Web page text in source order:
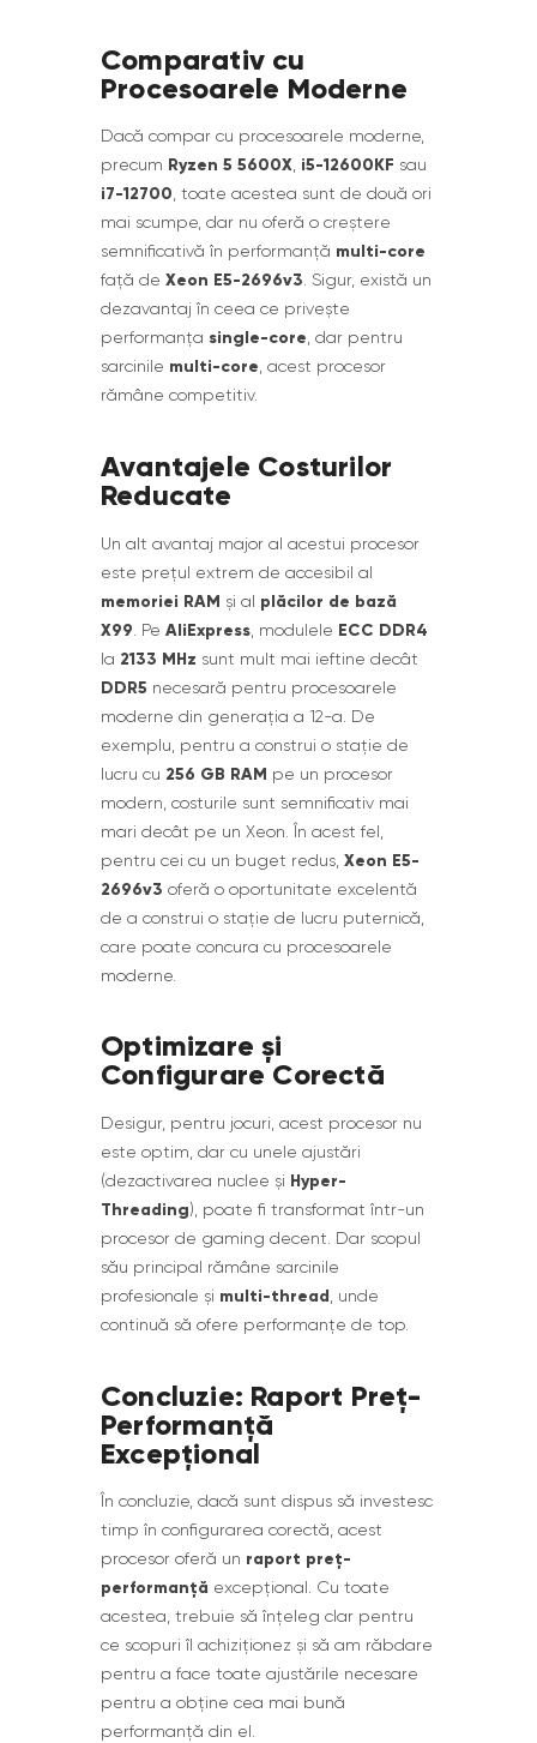
Comparativ cu
Procesoarele Moderne
Dacă compar cu procesoarele moderne,
precum Ryzen 5 5600X i5-12600KF sau
i7-12700 , toate acestea sunt de două ori
mai scumpe, dar nu oferă o creștere
semnificativă în performanță multi-core
față de Xeon E5-2696v3 . Sigur, există un
dezavantaj în ceea ce privește
performanța single-core , dar pentru
sarcinile multi-core , acest procesor
rămâne competitiv.
Avantajele Costurilor
Reducate
Un alt avantaj major al acestui procesor
este prețul extrem de accesibil al
memoriei RAM și al plăcilor de bază
X99 . Pe AliExpress , modulele ECC DDR4
la 2133 MHz sunt mult mai ieftine decât
DDR5 necesară pentru procesoarele
moderne din generația a 12-a. De
exemplu, pentru a construi o stație de
lucru cu 256 GB RAM pe un procesor
modern, costurile sunt semnificativ mai
mari decât pe un Xeon. În acest fel,
pentru cei cu un buget redus, Xeon E5-
2696v3 oferă o oportunitate excelentă
de a construi o stație de lucru puternică,
care poate concura cu procesoarele
moderne.
Optimizare și
Configurare Corectă
Desigur, pentru jocuri, acest procesor nu
este optim, dar cu unele ajustări
(dezactivarea nuclee și Hyper-
Threading), poate fi transformat într-un
procesor de gaming decent. Dar scopul
său principal rămâne sarcinile
profesionale și multi-thread , unde
continuă să ofere performanțe de top.
Concluzie: Raport Preț-
Performanță
Excepțional
În concluzie, dacă sunt dispus să investesc
timp în configurarea corectă, acest
procesor oferă un raport preț-
performanță excepțional. Cu toate
acestea, trebuie să înțeleg clar pentru
ce scopuri îl achiziționez și să am răbdare
pentru a face toate ajustările necesare
pentru a obține cea mai bună
performanță din el.